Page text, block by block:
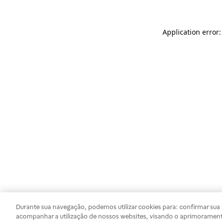
Application
Durante sua navegação, podemos utilizar cookies para: confirmar
acompanhar a utilização de nossos websites, visando o